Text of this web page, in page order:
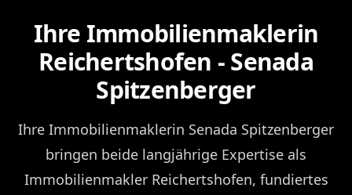
Ihre Immobilienmaklerin
Reichertshofen - Senada
Spitzenberger
Ihre Immobilienmaklerin Senada Spitzenberger
bringen beide langjährige Expertise als
Immobilienmakler Reichertshofen, fundiertes